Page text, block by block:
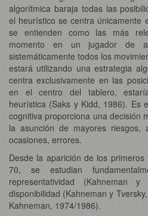
algorítmica baraja todas las
el heurístico se centra únicamente
se entienden como las más
momento en un jugador de
sistemáticamente todos los
estará utilizando una estrategia
centra exclusivamente en las
en el centro del tablero,
heurística (Saks y Kidd, 1986). Es
cognitiva proporciona una decisión
la asunción de mayores riesgos,
ocasiones, errores.
Desde la aparición de los
70, se estudian
representatividad (Kahneman
disponibilidad (Kahneman y
Kahneman, 1974/1986).